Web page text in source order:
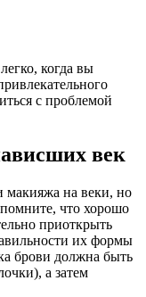
когда вы
с проблемой
век
макияжа на веки, но
что хорошо
приоткрыть
их формы
брови должна быть
а затем